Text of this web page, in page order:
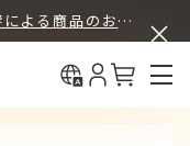
熊本県で発生した地震の影響による商品のお届けについて
中国（简体
中國（繁體